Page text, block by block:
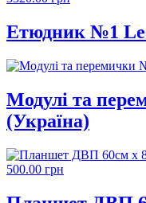
Етюдник №1
Модулі та
(Україна)
500.00 грн